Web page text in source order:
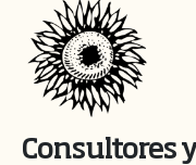
Consultores